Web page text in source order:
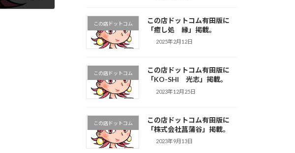
この店ドットコム
この店ドットコム有田版に
「癒し処 縁」掲載。
2025年2月12日
この店ドットコム
この店ドットコム有田版に
「KO-SHI 光志」掲載。
2023年12月25日
この店ドットコム
この店ドットコム有田版に
「株式会社菖蒲谷」掲載。
2023年9月13日